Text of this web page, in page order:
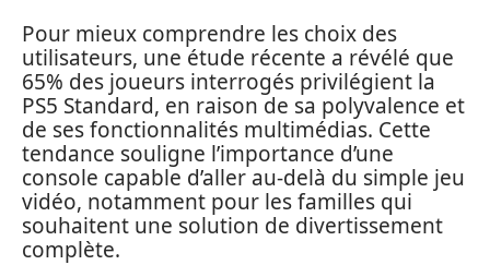
Pour mieux comprendre les choix des
utilisateurs, une étude récente a révélé que
65% des joueurs interrogés privilégient la
PS5 Standard, en raison de sa polyvalence et
de ses fonctionnalités multimédias. Cette
tendance souligne l’importance d’une
console capable d’aller au-delà du simple jeu
vidéo, notamment pour les familles qui
souhaitent une solution de divertissement
complète.